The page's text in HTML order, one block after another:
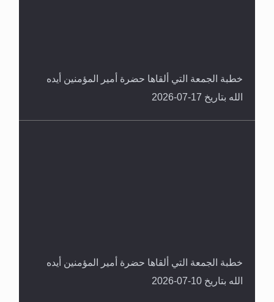
خطبة الجمعة التي ألقاها حضرة أمير المؤمنين أيده
الله بتاريخ 17-07-2026
خطبة الجمعة التي ألقاها حضرة أمير المؤمنين أيده
الله بتاريخ 10-07-2026